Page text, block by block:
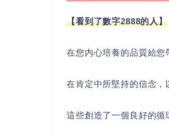
【看到了數字2888的人】
在您内心培養的品質給您
在肯定中所堅持的信念，
這些創造了一個良好的循